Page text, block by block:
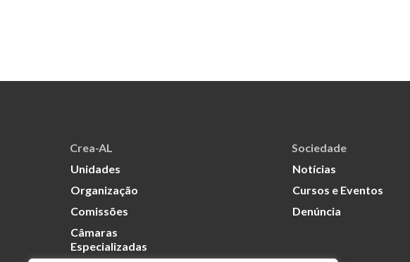
Crea-AL
Unidades
Organização
Comissões
Câmaras
Especializadas
Sociedade
Notícias
Cursos e Eventos
Denúncia